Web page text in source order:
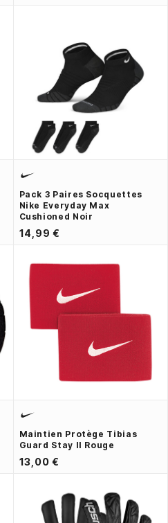
Pack 3 Paires Socquettes
Nike Everyday Max
Cushioned Noir
14,99 €
Maintien Protège Tibias
Guard Stay II Rouge
13,00 €